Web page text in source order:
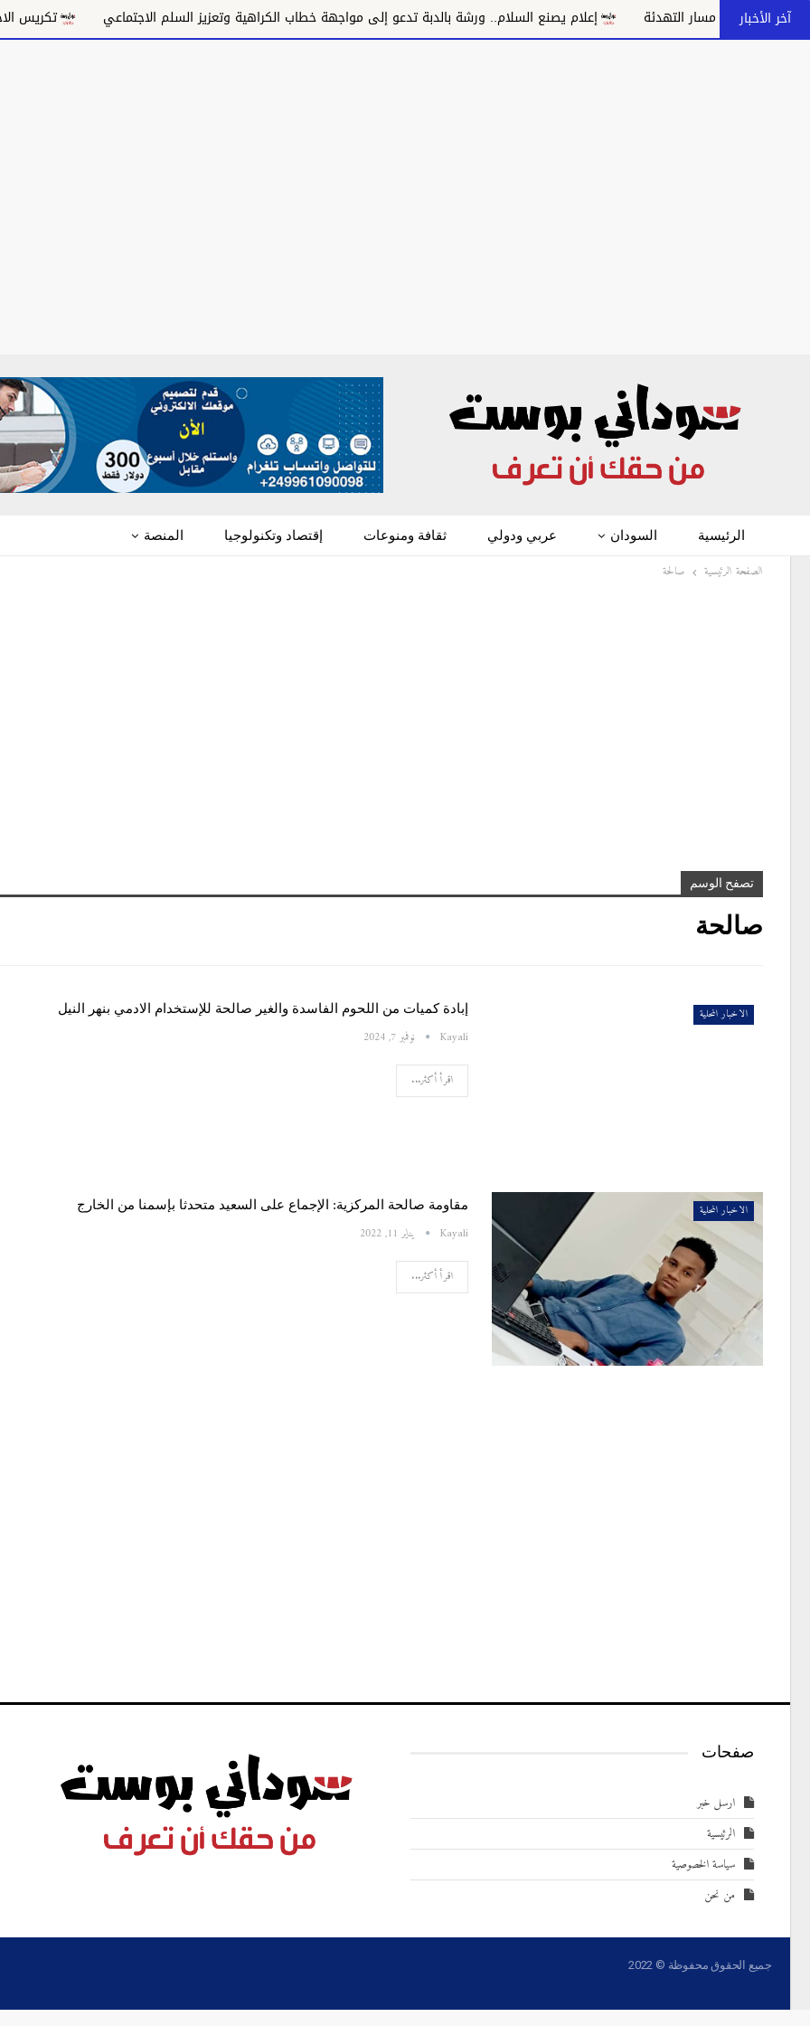
آخر الأخبارمسار التهدئة إعلام يصنع السلام.. ورشة بالدبة تدعو إلى مواجهة خطاب الكراهية وتعزيز السلم الاجتماعي تكريس الاحتلال
الرئيسية السودان عربي ودولي ثقافة ومنوعات إقتصاد وتكنولوجيا المنصة
الصفحة الرئيسية صالحة
تصفح الوسم
صالحة
الاخبار المحلية إبادة كميات من اللحوم الفاسدة والغير صالحة للإستخدام الادمي بنهر النيل
Kayali نوفمبر 7, 2024
اقرأ أكثر...
الاخبار المحلية مقاومة صالحة المركزية: الإجماع على السعيد متحدثا بإسمنا من الخارج
Kayali يناير 11, 2022
اقرأ أكثر...
صفحات
ارسل خبر
الرئيسية
سياسة الخصوصية
من نحن
جميع الحقوق محفوظة © 2022